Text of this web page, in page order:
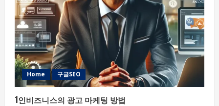
Home 구글SEO
1인비즈니스의 광고 마케팅 방법